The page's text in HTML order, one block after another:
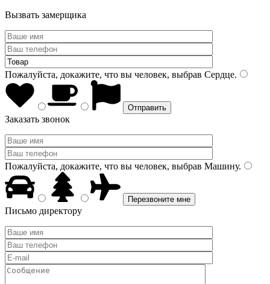
Вызвать замерщика
Пожалуйста, докажите, что вы человек, выбрав Сердце.
Заказать звонок
Пожалуйста, докажите, что вы человек, выбрав Машину.
Письмо директору